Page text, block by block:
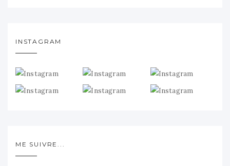
INSTAGRAM
ME SUIVRE...